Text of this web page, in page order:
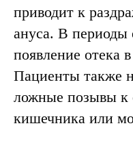
приводит к
ануса. В периоды
появление отека
Пациенты также
ложные позывы
кишечника или